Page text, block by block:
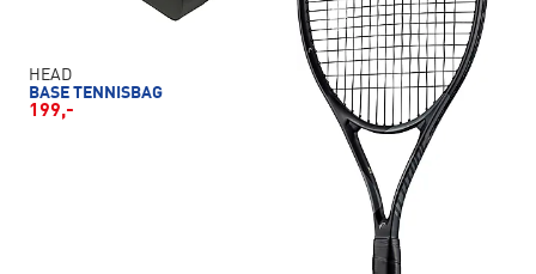
HEAD
BASE TENNISBAG
199,-